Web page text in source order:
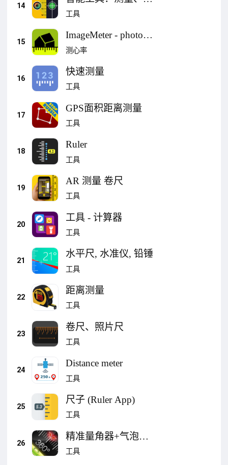
14
平
工具
15
ImageMeter - photo
measure
测心率
16
快速测量
工具
17
GPS面积距离测量
工具
18
Ruler
工具
19
AR 测量 卷尺
工具
20
工具 - 计算器
工具
21
水平尺, 水准仪, 铅锤
工具
22
距离测量
工具
23
卷尺、照片尺
工具
24
Distance meter
工具
25
尺子 (Ruler App)
工具
26
精准量角器+气泡水
平仪+屏幕尺+相机测
工具